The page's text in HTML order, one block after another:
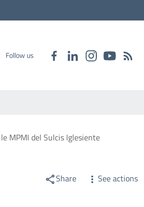
Follow us
MPMI del Sulcis Iglesiente
Share See actions